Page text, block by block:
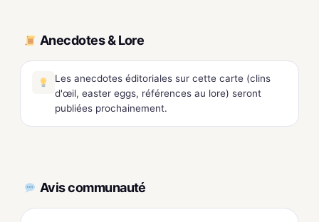
Anecdotes & Lore
Les anecdotes éditoriales sur cette carte (clins
d'œil, easter eggs, références au lore) seront
publiées prochainement.
Avis communauté